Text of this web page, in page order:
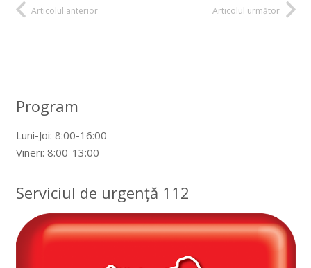
Articolul anterior Articolul următor
Program
Luni-Joi: 8:00-16:00
Vineri: 8:00-13:00
Serviciul de urgență 112